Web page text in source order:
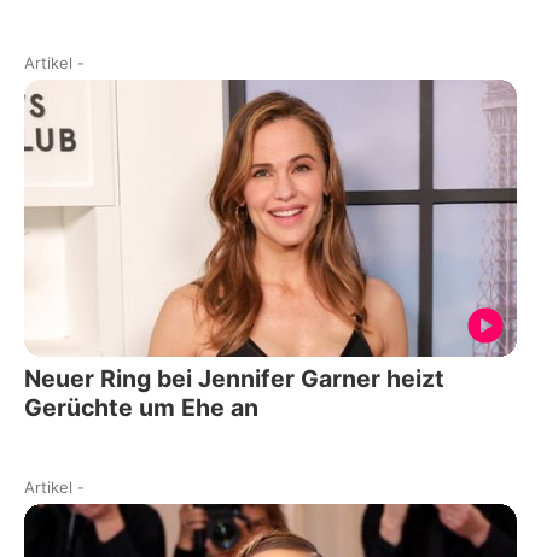
Artikel -
Neuer Ring bei Jennifer Garner heizt
Gerüchte um Ehe an
Artikel -